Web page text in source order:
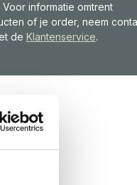
Voor informatie omtrent
of je order, neem
de Klantenservice.